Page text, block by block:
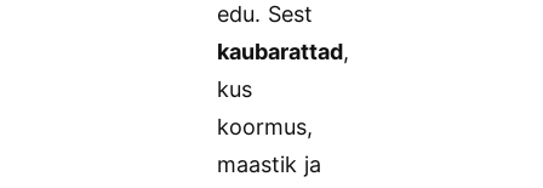
edu. Sest
kaubarattad,
kus
koormus,
maastik ja